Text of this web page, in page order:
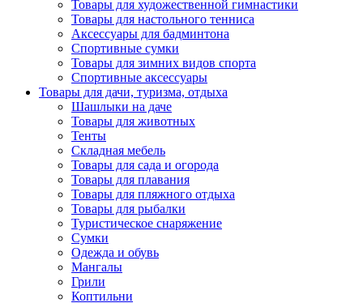
Товары для художественной гимнастики
Товары для настольного тенниса
Аксессуары для бадминтона
Спортивные сумки
Товары для зимних видов спорта
Спортивные аксессуары
Товары для дачи, туризма, отдыха
Шашлыки на даче
Товары для животных
Тенты
Складная мебель
Товары для сада и огорода
Товары для плавания
Товары для пляжного отдыха
Товары для рыбалки
Туристическое снаряжение
Сумки
Одежда и обувь
Мангалы
Грили
Коптильни